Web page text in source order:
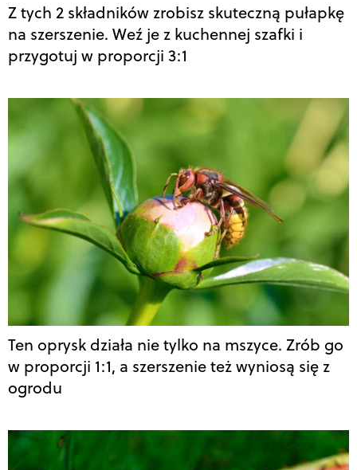
Z tych 2 składników zrobisz skuteczną pułapkę
na szerszenie. Weź je z kuchennej szafki i
przygotuj w proporcji 3:1
Ten oprysk działa nie tylko na mszyce. Zrób go
w proporcji 1:1, a szerszenie też wyniosą się z
ogrodu